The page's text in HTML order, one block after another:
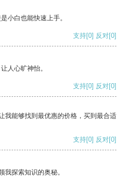
小白也能快速上手。
支持[0] 反对[0]
人心旷神怡。
支持[0] 反对[0]
我能够找到最优惠的价格，买到最合适
支持[0] 反对[0]
我探索知识的奥秘。